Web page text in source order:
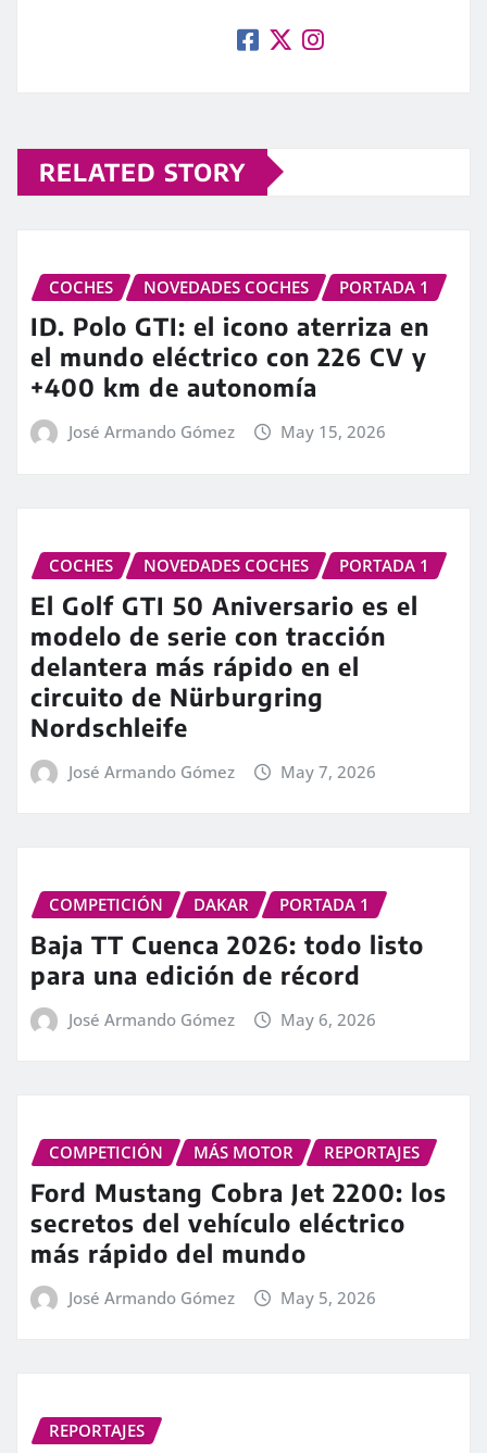
RELATED STORY
COCHES NOVEDADES COCHES PORTADA 1
ID. Polo GTI: el icono aterriza en
el mundo eléctrico con 226 CV y
+400 km de autonomía
José Armando Gómez May 15, 2026
COCHES NOVEDADES COCHES PORTADA 1
El Golf GTI 50 Aniversario es el
modelo de serie con tracción
delantera más rápido en el
circuito de Nürburgring
Nordschleife
José Armando Gómez May 7, 2026
COMPETICIÓN DAKAR PORTADA 1
Baja TT Cuenca 2026: todo listo
para una edición de récord
José Armando Gómez May 6, 2026
COMPETICIÓN MÁS MOTOR REPORTAJES
Ford Mustang Cobra Jet 2200: los
secretos del vehículo eléctrico
más rápido del mundo
José Armando Gómez May 5, 2026
REPORTAJES